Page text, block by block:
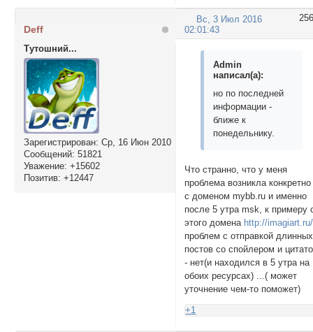
256
Вс, 3 Июл 2016
02:01:43
Deff
Тутошний...
Зарегистрирован: Ср, 16 Июн 2010
Сообщений: 51821
Уважение: +15602
Позитив: +12447
Admin
написал(а):
но по последней
информации -
ближе к
понедельнику.
Что странно, что у меня
проблема возникла конкретно
с доменом mybb.ru и именно
после 5 утра msk, к примеру
этого домена http://imagiart.ru/
проблем с отправкой длинных
постов со спойлером и
- нет(и находился в 5 утра на
обоих ресурсах) ...( может
уточнение чем-то поможет)
+1